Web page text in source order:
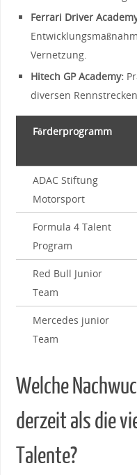
Ferrari Driver
Vernetzung.
Hitech GP ‍Academy:
diversen ⁢Rennstrecken.
Förderprogramm
ADAC Stiftung
Motorsport
Formula 4 Talent
Program
Red ‌Bull ‌Junior‌
Team
Mercedes junior​
Team
Welche
derzeit als die‌
Talente?